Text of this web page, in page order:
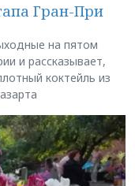
Гран-При
на пятом
и рассказывает,
коктейль из